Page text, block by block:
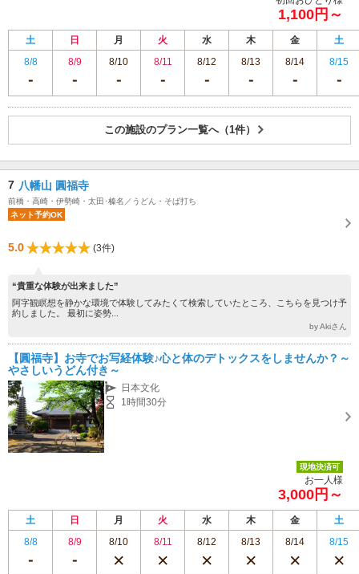
1,100円～
土 日 月 火 水 木 金
土
8/8
8/9 8/10 8/11 8/12 8/13 8/14 8/15
この施設のプラン一覧へ（1件）
7 八幡山 圓福寺
前橋・高崎・伊勢崎・太田･榛名／うどん・そば打ち
ネット予約OK
5.0 (3件)
“貴重な体験が出来ました”
阿字観瞑想を静かな環境で体験してみたくて検索していたところ、こちらを見つけ予
約しました。 最初に姿勢...
by Akiさん
【圓福寺】お寺でお写経体験♪心と体のデトックスをしませんか？～
やさしいうどん付き～
日本文化
1時間30分
現地決済可
お一人様
3,000円～
土 日 月 火 水 木 金
土
8/8
8/9 8/10 8/11 8/12 8/13 8/14 8/15